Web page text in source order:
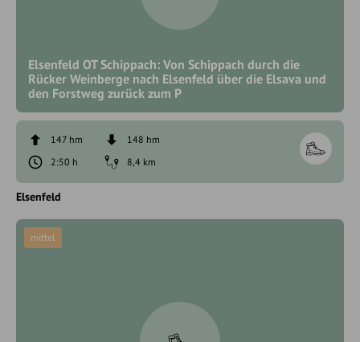
Elsenfeld OT Schippach: Von Schippach durch die
Rücker Weinberge nach Elsenfeld über die Elsava und
den Forstweg zurück zum P
147 hm
148 hm
2:50 h
8,4 km
Elsenfeld
mittel